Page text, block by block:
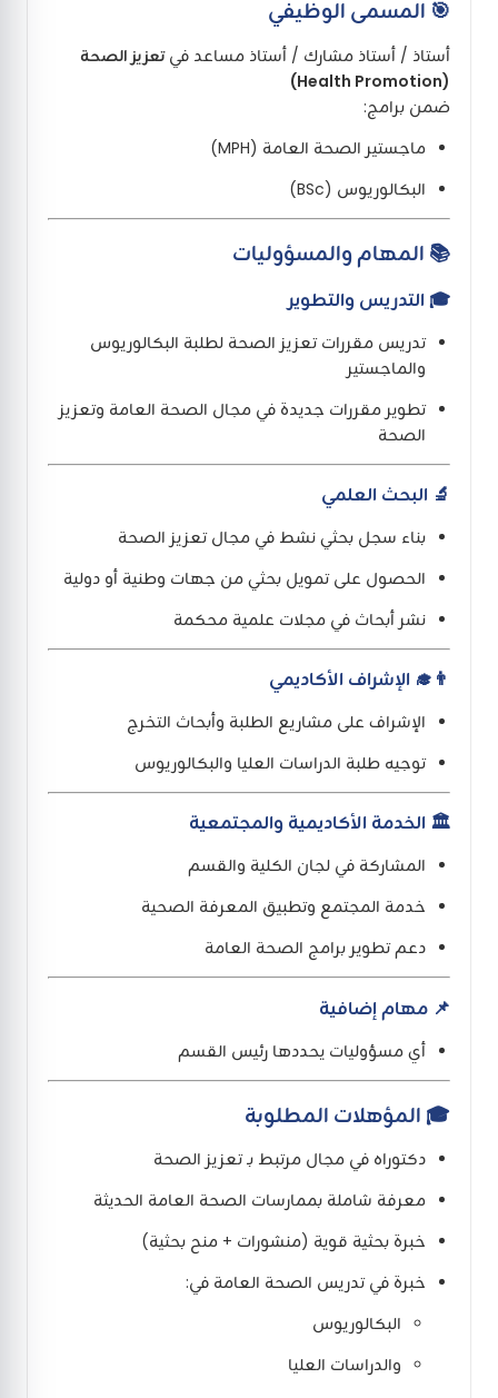
🎯 المسمى الوظيفي
أستاذ / أستاذ مشارك / أستاذ مساعد فيتعزيز الصحة
(Health Promotion)
ضمن برامج:
ماجستير الصحة العامة (MPH)
البكالوريوس (BSc)
📚 المهام والمسؤوليات
🎓 التدريس والتطوير
تدريس مقررات تعزيز الصحة لطلبة البكالوريوس
والماجستير
تطوير مقررات جديدة في مجال الصحة العامة وتعزيز
الصحة
🔬 البحث العلمي
بناء سجل بحثي نشط في مجال تعزيز الصحة
الحصول على تمويل بحثي من جهات وطنية أو دولية
نشر أبحاث في مجلات علمية محكمة
👨‍🎓 الإشراف الأكاديمي
الإشراف على مشاريع الطلبة وأبحاث التخرج
توجيه طلبة الدراسات العليا والبكالوريوس
🏛️ الخدمة الأكاديمية والمجتمعية
المشاركة في لجان الكلية والقسم
خدمة المجتمع وتطبيق المعرفة الصحية
دعم تطوير برامج الصحة العامة
📌 مهام إضافية
أي مسؤوليات يحددها رئيس القسم
🎓 المؤهلات المطلوبة
دكتوراه في مجال مرتبط بـ تعزيز الصحة
معرفة شاملة بممارسات الصحة العامة الحديثة
خبرة بحثية قوية (منشورات + منح بحثية)
خبرة في تدريس الصحة العامة في:
البكالوريوس
والدراسات العليا